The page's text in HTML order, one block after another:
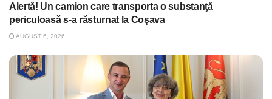
Alertă! Un camion care transporta o substanţă
periculoasă s-a răsturnat la Coşava
AUGUST 6, 2026